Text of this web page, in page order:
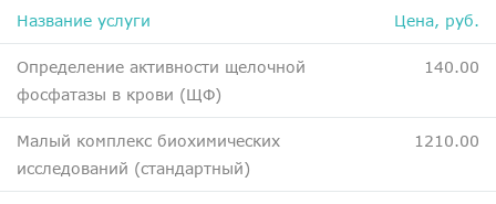
Название услуги Цена, руб.
Определение активности щелочной
фосфатазы в крови (ЩФ)
140.00
Малый комплекс биохимических
исследований (стандартный)
1210.00